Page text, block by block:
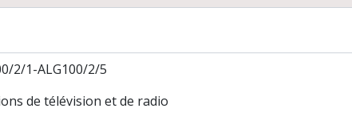
parle" (Collection Français de Notre Temps, n° 108)
2/1-ALG100/2/5
de télévision et de radio